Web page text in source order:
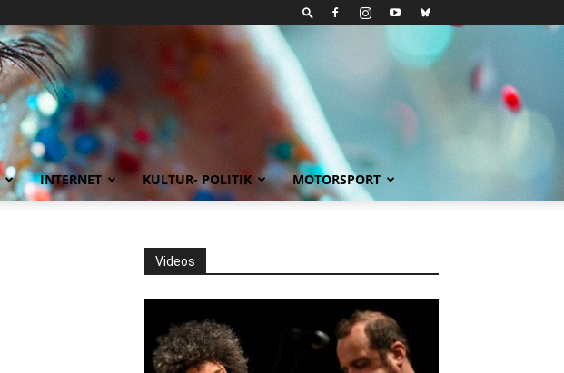
INTERNET KULTUR- POLITIK MOTORSPORT
Videos